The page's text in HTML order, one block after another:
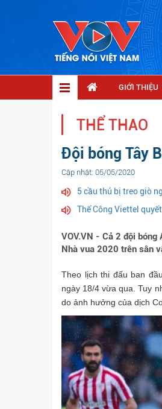
GIỚI THIỆU
THỂ THAO
Đội bóng Tây
Cập nhật: 05/05/2020
5 cầu thủ bị treo giò
Thể Công Viettel
VOV.VN - Cả 2 đội
Nhà vua 2020 trên sân
Theo lịch thi đấu ban
ngày 18/4 vừa qua. Tuy
do ảnh hưởng của dịch